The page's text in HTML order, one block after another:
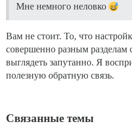
Мне немного неловко
Вам не стоит. То, что
совершенно разным разделам
выглядеть запутанно. Я
полезную обратную связь.
Связанные темы